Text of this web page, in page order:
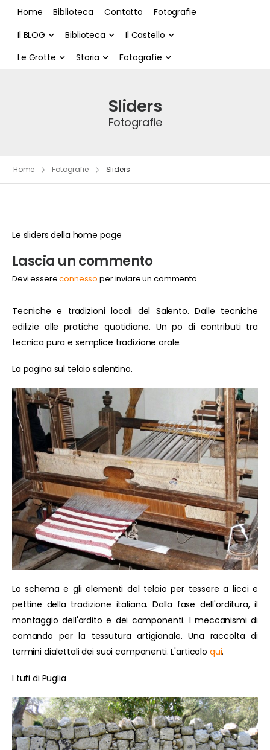
Home Biblioteca Contatto
Fotografie
Il BLOG
Biblioteca
Il Castello
Le Grotte
Storia Fotografie
Sliders
Fotografie
Home Fotografie Sliders
Le sliders della home page
Lascia un commento
Devi essereconnesso per inviare un commento.
Tecniche e tradizioni locali del Salento. Dalle tecniche
edilizie alle pratiche quotidiane. Un po di contributi tra
tecnica pura e semplice tradizione orale.
La pagina sul telaio salentino.
Lo schema e gli elementi del telaio per tessere a licci e
pettine della tradizione italiana. Dalla fase dell'orditura, il
montaggio dell'ordito e dei componenti. I meccanismi di
comando per la tessutura artigianale. Una raccolta di
termini dialettali dei suoi componenti. L'articolo qui.
I tufi di Puglia